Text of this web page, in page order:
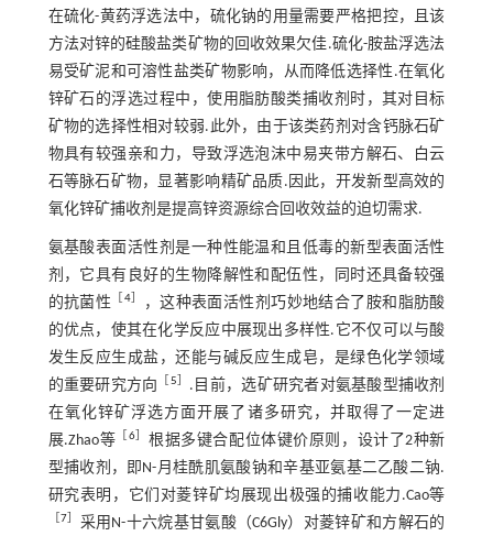
在硫化-黄药浮选法中，硫化钠的用量需要严格把控，且该
方法对锌的硅酸盐类矿物的回收效果欠佳.硫化-胺盐浮选法
易受矿泥和可溶性盐类矿物影响，从而降低选择性.在氧化
锌矿石的浮选过程中，使用脂肪酸类捕收剂时，其对目标
矿物的选择性相对较弱.此外，由于该类药剂对含钙脉石矿
物具有较强亲和力，导致浮选泡沫中易夹带方解石、白云
石等脉石矿物，显著影响精矿品质.因此，开发新型高效的
氧化锌矿捕收剂是提高锌资源综合回收效益的迫切需求.
氨基酸表面活性剂是一种性能温和且低毒的新型表面活性
剂，它具有良好的生物降解性和配伍性，同时还具备较强
的抗菌性
4］
，这种表面活性剂巧妙地结合了胺和脂肪酸
的优点，使其在化学反应中展现出多样性.它不仅可以与酸
发生反应生成盐，还能与碱反应生成皂，是绿色化学领域
的重要研究方向
5
.目前，选矿研究者对氨基酸型捕收剂
在氧化锌矿浮选方面开展了诸多研究，并取得了一定进
展.Zhao等
6］根据多键合配位体键价原则，设计了2种新
型捕收剂，即N-月桂酰肌氨酸钠和辛基亚氨基二乙酸二钠.
研究表明，它们对菱锌矿均展现出极强的捕收能力.Cao等
7］ 采用N-十六烷基甘氨酸（C6Gly）对菱锌矿和方解石的